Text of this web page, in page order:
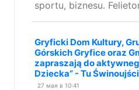
sportu, biznesu.
Gryficki Dom Kultury,
Górskich Gryfice oraz
zapraszają do
Dziecka” - Tu
27 мая в 10:41